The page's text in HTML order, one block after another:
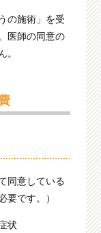
の施術」を受
医師の同意の
。
同意している
要です。）
状